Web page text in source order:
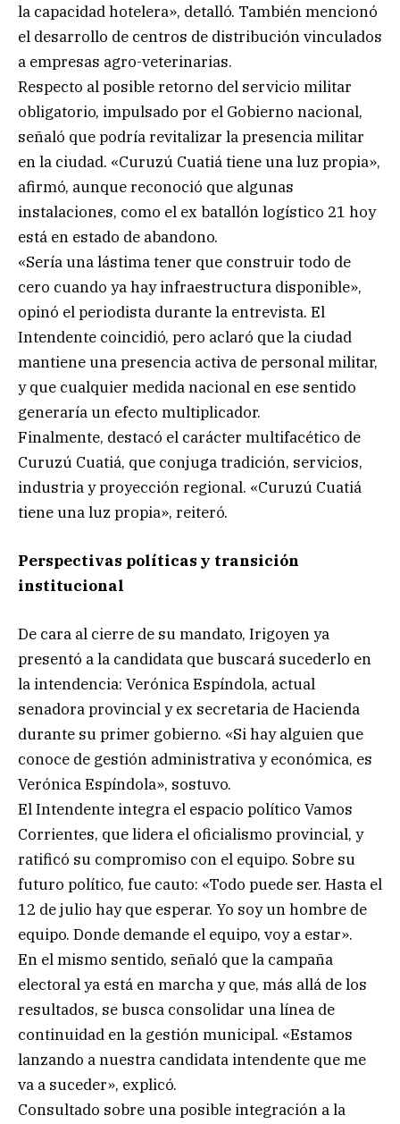
la capacidad hotelera», detalló. También mencionó
el desarrollo de centros de distribución vinculados
a empresas agro-veterinarias.
Respecto al posible retorno del servicio militar
obligatorio, impulsado por el Gobierno nacional,
señaló que podría revitalizar la presencia militar
en la ciudad. «Curuzú Cuatiá tiene una luz propia»,
afirmó, aunque reconoció que algunas
instalaciones, como el ex batallón logístico 21 hoy
está en estado de abandono.
«Sería una lástima tener que construir todo de
cero cuando ya hay infraestructura disponible»,
opinó el periodista durante la entrevista. El
Intendente coincidió, pero aclaró que la ciudad
mantiene una presencia activa de personal militar,
y que cualquier medida nacional en ese sentido
generaría un efecto multiplicador.
Finalmente, destacó el carácter multifacético de
Curuzú Cuatiá, que conjuga tradición, servicios,
industria y proyección regional. «Curuzú Cuatiá
tiene una luz propia», reiteró.
Perspectivas políticas y transición
institucional
De cara al cierre de su mandato, Irigoyen ya
presentó a la candidata que buscará sucederlo en
la intendencia: Verónica Espíndola, actual
senadora provincial y ex secretaria de Hacienda
durante su primer gobierno. «Si hay alguien que
conoce de gestión administrativa y económica, es
Verónica Espíndola», sostuvo.
El Intendente integra el espacio político Vamos
Corrientes, que lidera el oficialismo provincial, y
ratificó su compromiso con el equipo. Sobre su
futuro político, fue cauto: «Todo puede ser. Hasta el
12 de julio hay que esperar. Yo soy un hombre de
equipo. Donde demande el equipo, voy a estar».
En el mismo sentido, señaló que la campaña
electoral ya está en marcha y que, más allá de los
resultados, se busca consolidar una línea de
continuidad en la gestión municipal. «Estamos
lanzando a nuestra candidata intendente que me
va a suceder», explicó.
Consultado sobre una posible integración a la